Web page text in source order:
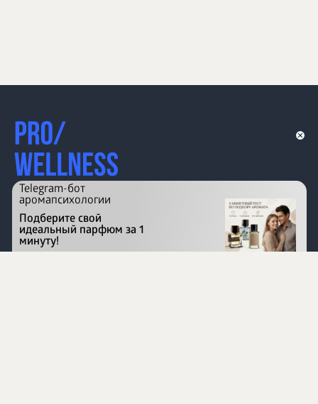
Перейти на сайт
Telegram-бот
аромапсихологии
Подберите свой
идеальный парфюм за 1
минуту!